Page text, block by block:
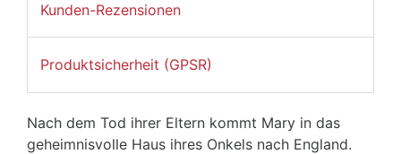
Kunden-Rezensionen
Produktsicherheit (GPSR)
Nach dem Tod ihrer Eltern kommt Mary in das
geheimnisvolle Haus ihres Onkels nach England.